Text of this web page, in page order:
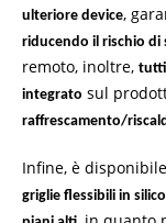
ulteriore device,
riducendo il rischio di
remoto, inoltre, tutti
integrato sul
raffrescamento/
Infine, è
griglie flessibili in